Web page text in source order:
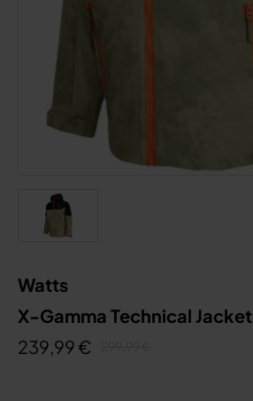
Watts
X-Gamma Technical Jacket
239,99 €